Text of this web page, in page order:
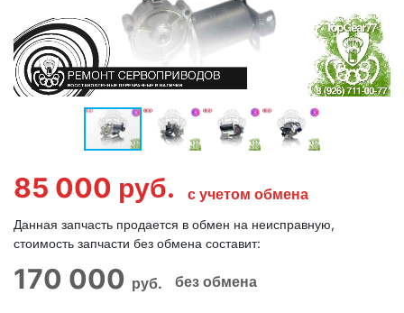
85 000 руб. с учетом обмена
Данная запчасть продается в обмен на неисправную,
стоимость запчасти без обмена составит:
170 000 руб. без обмена